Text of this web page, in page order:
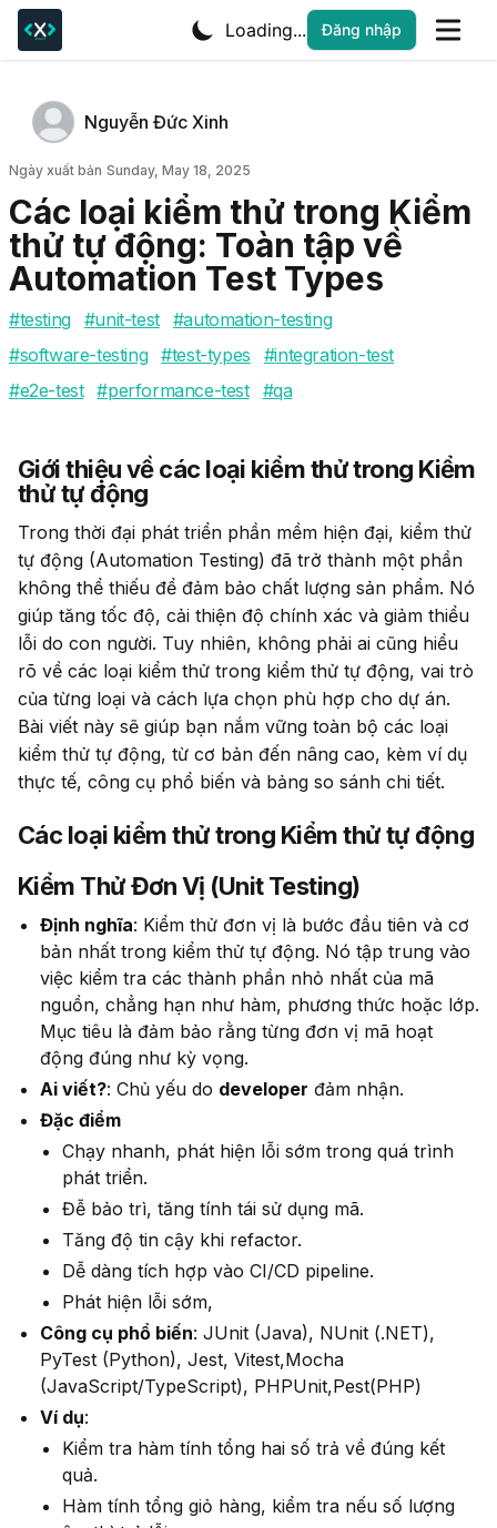
Loading... Đăng nhập
Tác giả
Name
Nguyễn Đức Xinh
Ngày xuất bản
Ngày xuất bản Sunday, May 18, 2025
Các loại kiểm thử trong Kiểm
thử tự động: Toàn tập về
Automation Test Types
#testing #unit-test #automation-testing
#software-testing #test-types #integration-test
#e2e-test #performance-test #qa
Giới thiệu về các loại kiểm thử trong Kiểm
thử tự động
Trong thời đại phát triển phần mềm hiện đại, kiểm thử
tự động (Automation Testing) đã trở thành một phần
không thể thiếu để đảm bảo chất lượng sản phẩm. Nó
giúp tăng tốc độ, cải thiện độ chính xác và giảm thiểu
lỗi do con người. Tuy nhiên, không phải ai cũng hiểu
rõ về các loại kiểm thử trong kiểm thử tự động, vai trò
của từng loại và cách lựa chọn phù hợp cho dự án.
Bài viết này sẽ giúp bạn nắm vững toàn bộ các loại
kiểm thử tự động, từ cơ bản đến nâng cao, kèm ví dụ
thực tế, công cụ phổ biến và bảng so sánh chi tiết.
Các loại kiểm thử trong Kiểm thử tự động
Kiểm Thử Đơn Vị (Unit Testing)
Định nghĩa: Kiểm thử đơn vị là bước đầu tiên và cơ
bản nhất trong kiểm thử tự động. Nó tập trung vào
việc kiểm tra các thành phần nhỏ nhất của mã
nguồn, chẳng hạn như hàm, phương thức hoặc lớp.
Mục tiêu là đảm bảo rằng từng đơn vị mã hoạt
động đúng như kỳ vọng.
Ai viết?: Chủ yếu do developer đảm nhận.
Đặc điểm
Chạy nhanh, phát hiện lỗi sớm trong quá trình
phát triển.
Đễ bảo trì, tăng tính tái sử dụng mã.
Tăng độ tin cậy khi refactor.
Dễ dàng tích hợp vào CI/CD pipeline.
Phát hiện lỗi sớm,
Công cụ phổ biến: JUnit (Java), NUnit (.NET),
PyTest (Python), Jest, Vitest,Mocha
(JavaScript/TypeScript), PHPUnit,Pest(PHP)
Ví dụ:
Kiểm tra hàm tính tổng hai số trả về đúng kết
quả.
Hàm tính tổng giỏ hàng, kiểm tra nếu số lượng